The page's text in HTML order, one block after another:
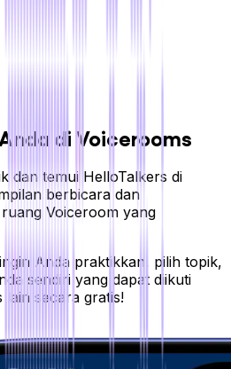
di Voicerooms
dan temui HelloTalkers di
berbicara dan
Voiceroom yang
Anda praktikkan, pilih topik,
sendiri yang dapat diikuti
lain secara gratis!